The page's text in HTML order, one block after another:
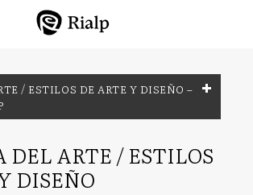
/ ESTILOS DE ARTE Y DISEÑO –
/ ESTILOS DE ARTE Y DISEÑO
DEL ARTE / ESTILOS
DISEÑO